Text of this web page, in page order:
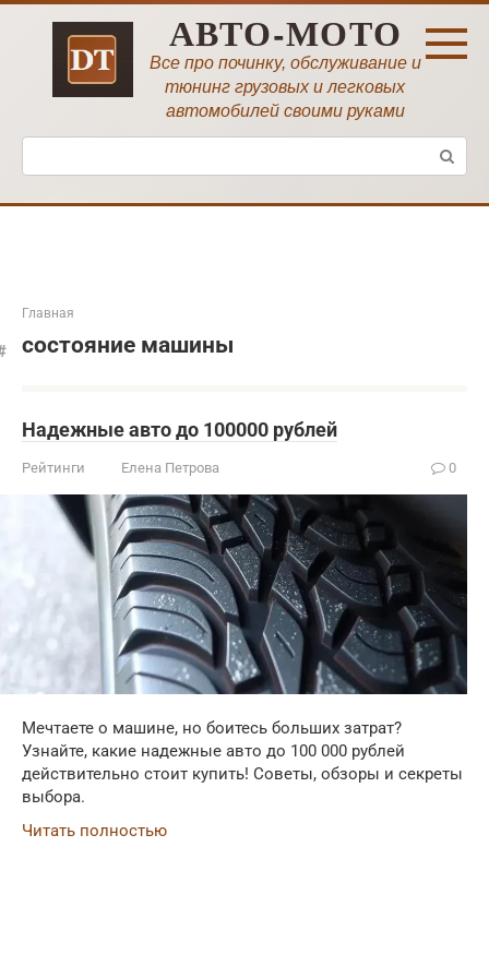
Перейти
АВТО-МОТО
Все про починку, обслуживание и
тюнинг грузовых и легковых
автомобилей своими руками
Поиск:
Главная
состояние машины
Надежные авто до 100000 рублей
Рейтинги Елена Петрова 0
Мечтаете о машине, но боитесь больших затрат?
Узнайте, какие надежные авто до 100 000 рублей
действительно стоит купить! Советы, обзоры и секреты
выбора.
Читать полностью